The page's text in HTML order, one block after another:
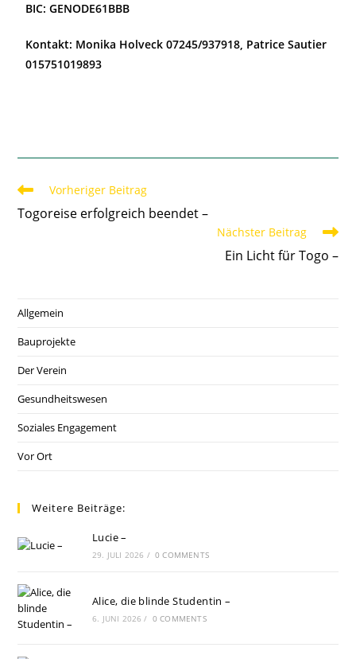
BIC: GENODE61BBB
Kontakt: Monika Holveck 07245/937918, Patrice Sautier
015751019893
Vorheriger Beitrag
Togoreise erfolgreich beendet –
Nächster Beitrag
Ein Licht für Togo –
Allgemein
Bauprojekte
Der Verein
Gesundheitswesen
Soziales Engagement
Vor Ort
Weitere Beiträge:
Lucie –
29. JULI 2026 / 0 COMMENTS
Alice, die blinde Studentin –
6. JUNI 2026 / 0 COMMENTS